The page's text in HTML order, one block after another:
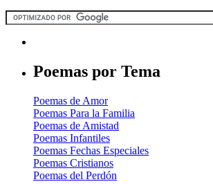
Poemas por Tema
Poemas de Amor
Poemas Para la Familia
Poemas de Amistad
Poemas Infantiles
Poemas Fechas Especiales
Poemas Cristianos
Poemas del Perdón